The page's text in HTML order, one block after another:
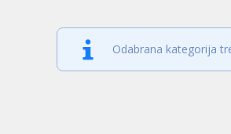
Odabrana kategorija